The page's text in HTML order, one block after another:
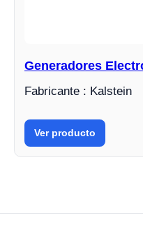
Generadores
Fabricante : Kalstein
Ver producto